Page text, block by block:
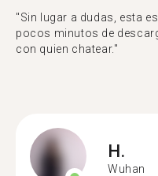
"Sin lugar a dudas, esta
pocos minutos de
con quien chatear."
H.
Wuhan